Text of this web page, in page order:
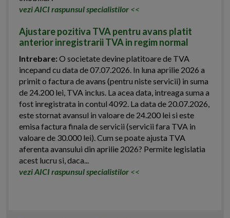
vezi AICI raspunsul specialistilor <<
Ajustare pozitiva TVA pentru avans platit
anterior inregistrarii TVA in regim normal
Intrebare:O societate devine platitoare de TVA
incepand cu data de 07.07.2026. In luna aprilie 2026 a
primit o factura de avans (pentru niste servicii) in suma
de 24.200 lei, TVA inclus. La acea data, intreaga suma a
fost inregistrata in contul 4092. La data de 20.07.2026,
este stornat avansul in valoare de 24.200 lei si este
emisa factura finala de servicii (servicii fara TVA in
valoare de 30.000 lei). Cum se poate ajusta TVA
aferenta avansului din aprilie 2026? Permite legislatia
acest lucru si, daca...
vezi AICI raspunsul specialistilor <<